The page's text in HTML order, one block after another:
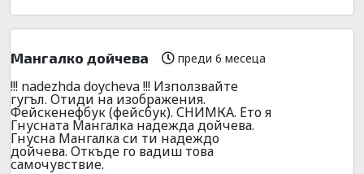
Мангалко дойчева преди 6 месеца
!!! nadezhda doycheva !!! Използвайте
гугъл. Отиди на изображения.
Фейскенефбук (фейсбук). СНИМКА. Ето я
Гнусната Мангалка надежда дойчева.
Гнусна Мангалка си ти надеждо
дойчева. Откъде го вадиш това
самочувствие.